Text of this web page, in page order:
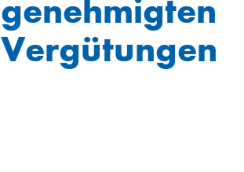
genehmigten
Vergütungen